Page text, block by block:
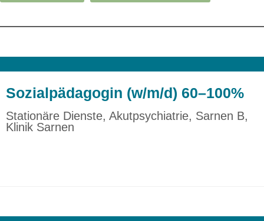
Sozialpädagogin (w/m/d) 60–100%
Stationäre Dienste, Akutpsychiatrie, Sarnen B,
Klinik Sarnen